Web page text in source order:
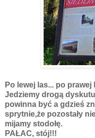
Po lewej las... po
Jedziemy drogą
powinna być a gdzieś
sprytnie,że pozostały
mijamy stodołę.
PAŁAC, stój!!!